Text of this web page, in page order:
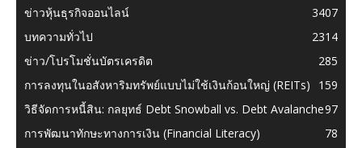
ข่าวหุ้นธุรกิจออนไลน์
3407
บทความทั่วไป
2314
ข่าว/โปรโมชั่นบัตรเครดิต
285
การลงทุนในอสังหาริมทรัพย์แบบไม่ใช้เงินก้อนใหญ่ (REITs)
159
วิธีจัดการหนี้สิน: กลยุทธ์ Debt Snowball vs. Debt Avalanche97
การพัฒนาทักษะทางการเงิน (Financial Literacy)
78